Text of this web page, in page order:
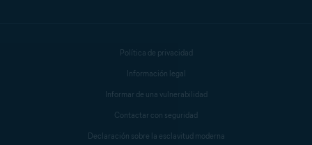
Anthony Freda
Política de privacidad
Información legal
Informar de una vulnerabilidad
Contactar con seguridad
Declaración sobre la esclavitud moderna